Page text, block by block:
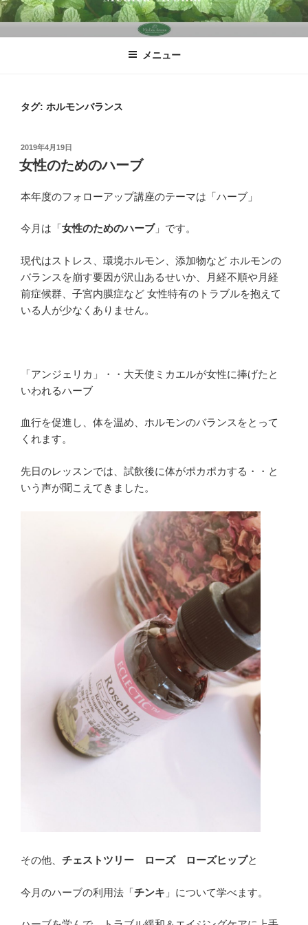
コ
ン
テ
メニュー
タグ: ホルモンバランス
投
稿
日:
2019年4月19日
女性のためのハーブ
本年度のフォローアップ講座のテーマは「ハーブ」
今月は「女性のためのハーブ」です。
現代はストレス、環境ホルモン、添加物など ホルモンの
バランスを崩す要因が沢山あるせいか、月経不順や月経
前症候群、子宮内膜症など 女性特有のトラブルを抱えて
いる人が少なくありません。
「アンジェリカ」・・大天使ミカエルが女性に捧げたと
いわれるハーブ
血行を促進し、体を温め、ホルモンのバランスをとって
くれます。
先日のレッスンでは、試飲後に体がポカポカする・・と
いう声が聞こえてきました。
その他、 チェストツリー ローズ ローズヒップと
今月のハーブの利用法「チンキ 」について学べます。